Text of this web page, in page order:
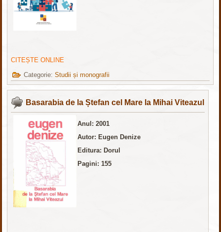
CITEȘTE ONLINE
Categorie:Studii și monografii
Basarabia de la Ștefan cel Mare la Mihai Viteazul
Anul: 2001
Autor: Eugen Denize
Editura: Dorul
Pagini: 155